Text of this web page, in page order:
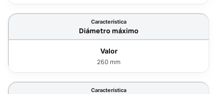
Diámetro máximo
260 mm